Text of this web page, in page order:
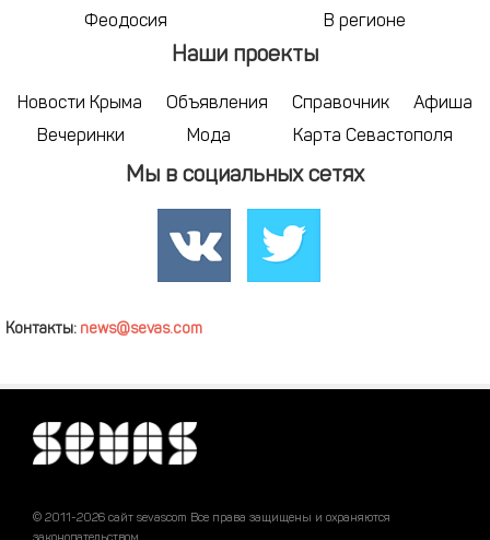
Феодосия
В регионе
Наши проекты
Новости Крыма Объявления Справочник
Афиша
Вечеринки
Мода Карта Севастополя
Мы в социальных сетях
Контакты: news@sevas.com
© 2011-2026 сайт sevascom Все права защищены и охраняются